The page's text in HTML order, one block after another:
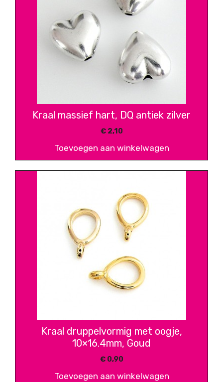
Kraal massief hart, DQ antiek zilver
€2,10
Toevoegen aan winkelwagen
Kraal druppelvormig met oogje,
10×16.4mm, Goud
€0,90
Toevoegen aan winkelwagen